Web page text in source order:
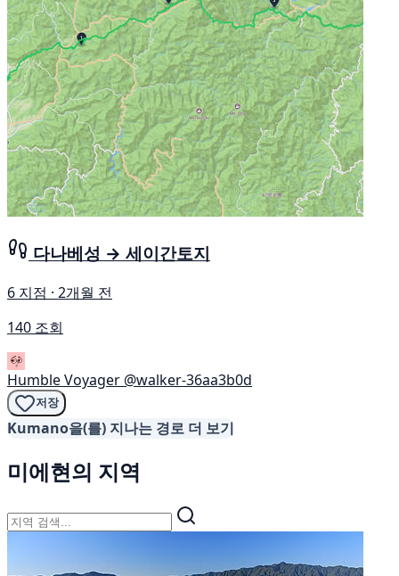
다나베성 → 세이간토지
6 지점 · 2개월 전
140 조회
Humble Voyager @walker-36aa3b0d
저장
Kumano을(를) 지나는 경로 더 보기
미에현의 지역